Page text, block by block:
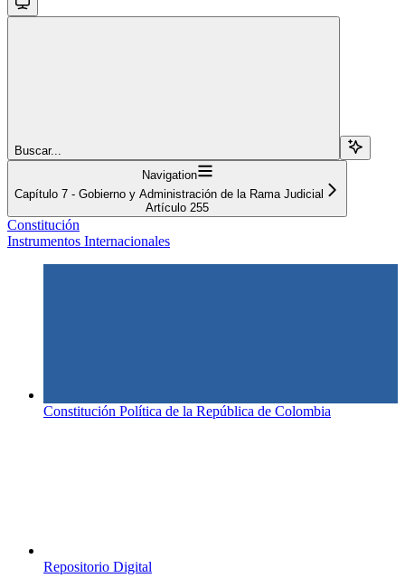
Buscar...
Navigation
Capítulo 7 - Gobierno y Administración de la Rama Judicial
Artículo 255
Constitución
Instrumentos Internacionales
Constitución Política de la República de Colombia
Repositorio Digital